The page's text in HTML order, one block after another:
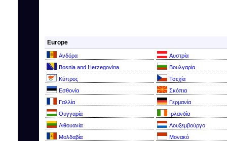
Europe
Ανδόρα
Αυστρία
Bosnia and Herzegovina
Βουλγαρία
Kύπρος
Τσεχία
Εσθονία
Σκόπια
Γαλλία
Γερμανία
Ουγγαρία
Ιρλανδία
Λιθουανία
Λουξεμβούργο
Μολδαβία
Μονακό